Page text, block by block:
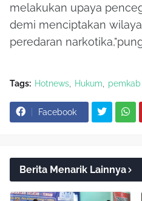
melakukan upaya
demi menciptakan
peredaran
Tags: Hotnews Hukum
Facebook
Berita Menarik Lainnya